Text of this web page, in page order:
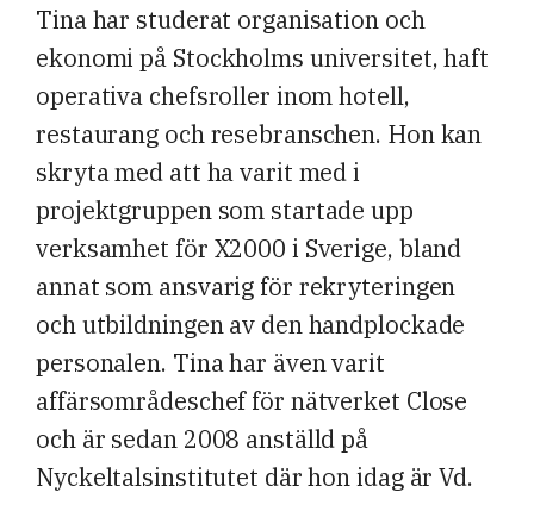
Tina har studerat organisation och
ekonomi på Stockholms universitet, haft
operativa chefsroller inom hotell,
restaurang och resebranschen. Hon kan
skryta med att ha varit med i
projektgruppen som startade upp
verksamhet för X2000 i Sverige, bland
annat som ansvarig för rekryteringen
och utbildningen av den handplockade
personalen. Tina har även varit
affärsområdeschef för nätverket Close
och är sedan 2008 anställd på
Nyckeltalsinstitutet där hon idag är Vd.